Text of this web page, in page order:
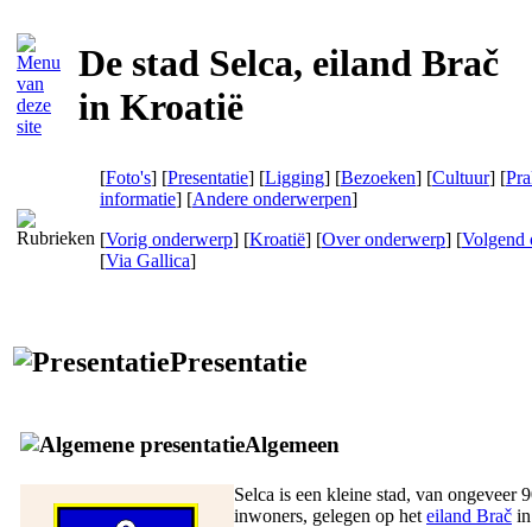
De stad Selca, eiland Brač
in Kroatië
[Foto's] [Presentatie] [Ligging] [Bezoeken] [Cultuur] [
informatie] [Andere onderwerpen]
[Vorig onderwerp] [Kroatië] [Over onderwerp] [Volgend
[Via Gallica]
Presentatie
Algemeen
Selca is een kleine stad, van ongeveer
inwoners, gelegen op het eiland Brač